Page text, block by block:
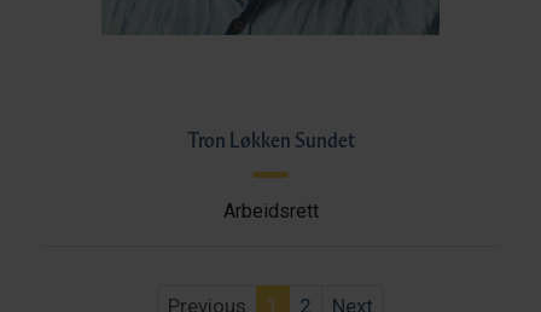
Tron Løkken Sundet
Arbeidsrett
Previous 1 2 Next